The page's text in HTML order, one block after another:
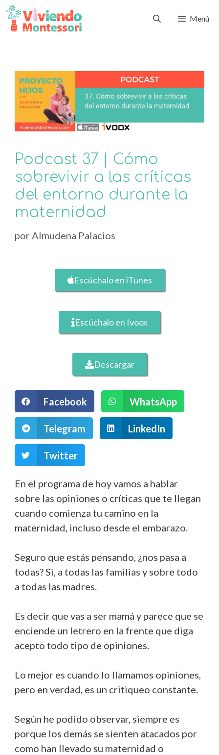
Menú
Podcast 37 | Cómo
sobrevivir a las críticas
del entorno durante la
maternidad
por Almudena Palacios
Escúchalo en iTunes
Escúchalo en Ivoox
Descargar
Facebook WhatsApp
Telegram LinkedIn
Twitter
En el programa de hoy vamos a hablar
sobre las opiniones o críticas que te llegan
cuando comienza tu camino en la
maternidad, incluso desde el embarazo.
Seguro que estás pensando, ¿nos pasa a
todas? Si, a todas las familias y sobre todo
a todas las madres.
Es decir que vas a ser mamá y parece que se
enciende un letrero en la frente que diga
acepto todo tipo de opiniones.
Lo mejor es cuando lo llamamos opiniones,
pero en verdad, es un critiqueo constante.
Según he podido observar, siempre es
porque los demás se sienten atacados por
como han llevado su maternidad o